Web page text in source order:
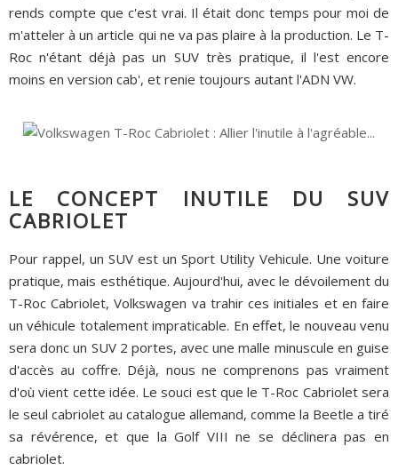
rends compte que c'est vrai. Il était donc temps pour moi de
m'atteler à un article qui ne va pas plaire à la production. Le T-
Roc n'étant déjà pas un SUV très pratique, il l'est encore
moins en version cab', et renie toujours autant l'ADN VW.
LE CONCEPT INUTILE DU SUV
CABRIOLET
Pour rappel, un SUV est un Sport Utility Vehicule. Une voiture
pratique, mais esthétique. Aujourd'hui, avec le dévoilement du
T-Roc Cabriolet, Volkswagen va trahir ces initiales et en faire
un véhicule totalement impraticable. En effet, le nouveau venu
sera donc un SUV 2 portes, avec une malle minuscule en guise
d'accès au coffre. Déjà, nous ne comprenons pas vraiment
d'où vient cette idée. Le souci est que le T-Roc Cabriolet sera
le seul cabriolet au catalogue allemand, comme la Beetle a tiré
sa révérence, et que la Golf VIII ne se déclinera pas en
cabriolet.